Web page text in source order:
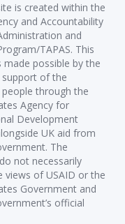
is created within the
and Accountability
and
TAPAS. This
made possible by the
support of the
through the
Agency for
Development
UK aid from
The
not necessarily
views of USAID or the
Government and
official